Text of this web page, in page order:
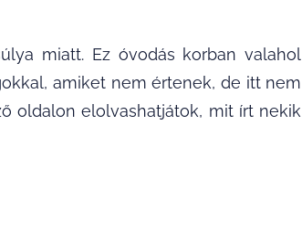
miatt. Ez óvodás korban valahol
amiket nem értenek, de itt nem
oldalon elolvashatjátok, mit írt nekik